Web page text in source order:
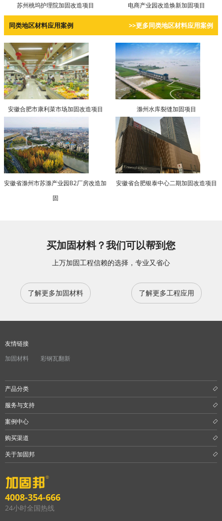
苏州桃坞护理院加固改造项目 电商产业园改造焕新加固项目
同类地区材料应用案例 >>更多同类地区材料应用案例
安徽合肥市康利菜市场加固改造项目 滁州水库裂缝加固项目
安徽省滁州市苏滁产业园B2厂房改造加
固
安徽省合肥银泰中心二期加固改造项目
买加固材料？我们可以帮到您
上万加固工程信赖的选择，专业又省心
了解更多加固材料 了解更多工程应用
友情链接
加固材料
彩钢瓦翻新
产品分类
服务与支持
案例中心
购买渠道
关于加固邦
4008-354-666
24小时全国热线